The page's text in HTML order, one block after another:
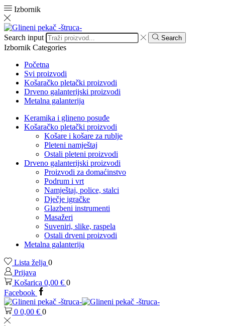
Izbornik
Search input Search
Izbornik Categories
Početna
Svi proizvodi
Košaračko pletački proizvodi
Drveno galanterijski proizvodi
Metalna galanterija
Keramika i glineno posuđe
Košaračko pletački proizvodi
Košare i košare za rublje
Pleteni namještaj
Ostali pleteni proizvodi
Drveno galanterijski proizvodi
Proizvodi za domaćinstvo
Podrum i vrt
Namještaj, police, stalci
Dječje igračke
Glazbeni instrumenti
Masažeri
Suveniri, slike, raspela
Ostali drveni proizvodi
Metalna galanterija
Lista želja 0
Prijava
Košarica 0,00 € 0
Facebook
0 0,00 € 0